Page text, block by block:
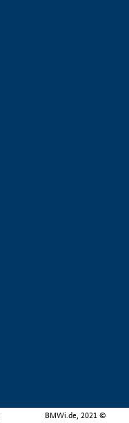
BMWi.de, 2021 ©